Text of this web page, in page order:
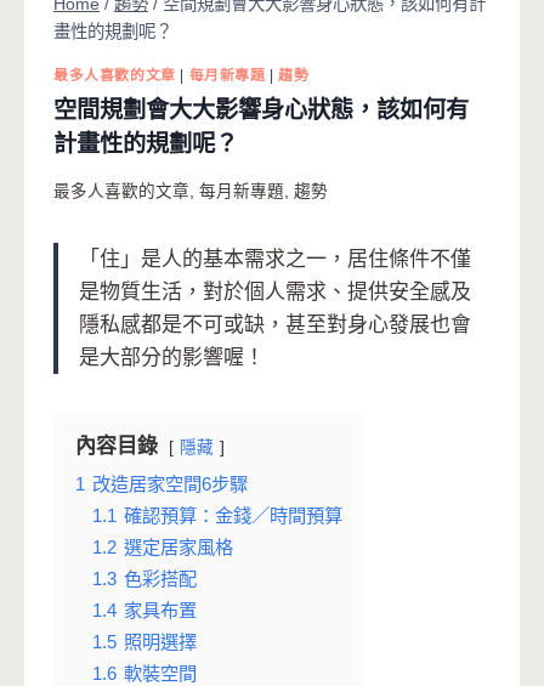
畫性的規劃呢？
最多人喜歡的文章 | 每月新專題 |趨勢
空間規劃會大大影響身心狀態，該如何有
計畫性的規劃呢？
最多人喜歡的文章, 每月新專題, 趨勢
「住」是人的基本需求之一，居住條件不僅
是物質生活，對於個人需求、提供安全感及
隱私感都是不可或缺，甚至對身心發展也會
是大部分的影響喔！
內容目錄 隱藏
1 改造居家空間6步驟
1.1 確認預算：金錢／時間預算
1.2 選定居家風格
1.3 色彩搭配
1.4 家具布置
1.5 照明選擇
1.6 軟裝空間